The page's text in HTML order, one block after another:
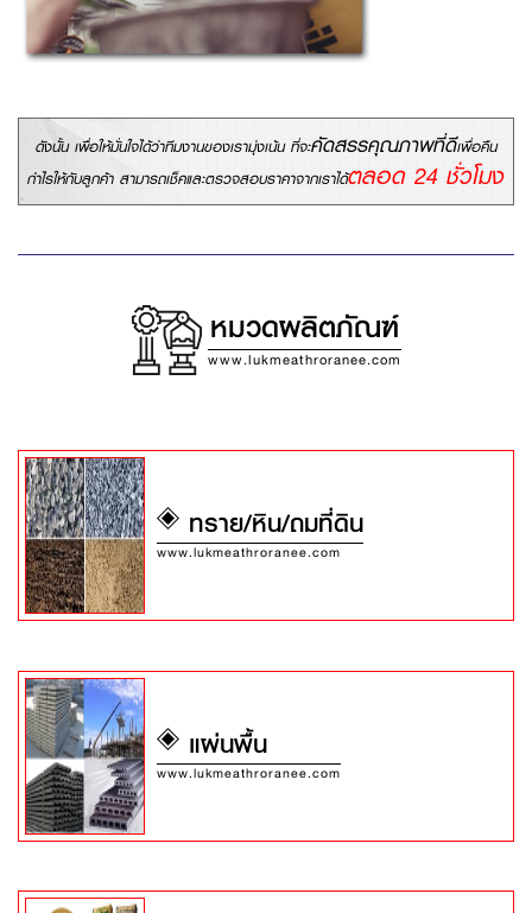
ดังนั้น เพื่อให้มั่นใจได้ว่าทีมงานของเรามุ่งเน้นที่จะคัดสรรคุณภาพที่ดีเพื่อคืน
กำไรให้กับลูกค้า สามารถเช็คและตรวจสอบราคาจากเราได้ตลอด 24 ชั่วโมง
หมวดผลิตภัณฑ์
www.lukmeathroranee.com
ทราย/หิน/ถมที่ดิน
www.lukmeathroranee.com
แผ่นพื้น
www.lukmeathroranee.com